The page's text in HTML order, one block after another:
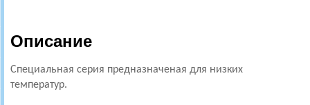
Описание
Специальная серия предназначеная для низких
температур.